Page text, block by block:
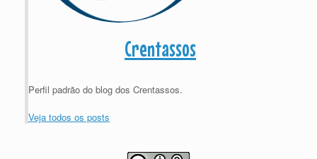
Crentassos
Perfil padrão do blog dos Crentassos.
Veja todos os posts